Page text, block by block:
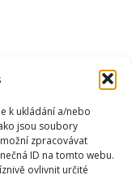
k ukládání a/nebo
jsou soubory
zpracovávat
ID na tomto webu.
ovlivnit určité